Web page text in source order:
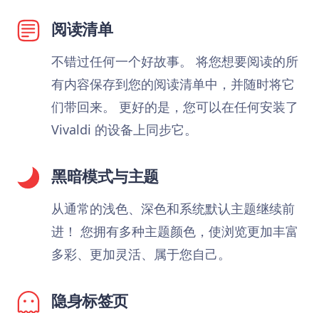
阅读清单
不错过任何一个好故事。 将您想要阅读的所
有内容保存到您的阅读清单中，并随时将它
们带回来。 更好的是，您可以在任何安装了
Vivaldi 的设备上同步它。
黑暗模式与主题
从通常的浅色、深色和系统默认主题继续前
进！ 您拥有多种主题颜色，使浏览更加丰富
多彩、更加灵活、属于您自己。
隐身标签页